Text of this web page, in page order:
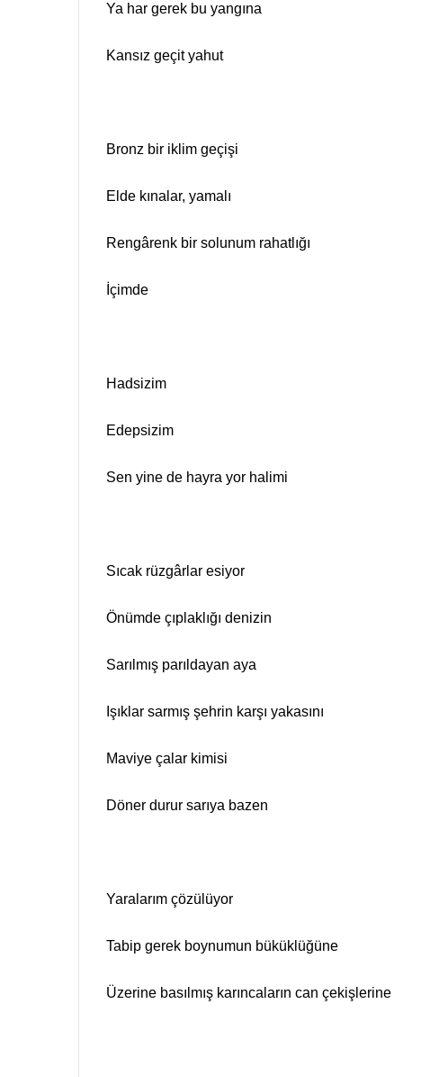
Ya har gerek bu yangına
Kansız geçit yahut
Bronz bir iklim geçişi
Elde kınalar, yamalı
Rengârenk bir solunum rahatlığı
İçimde
Hadsizim
Edepsizim
Sen yine de hayra yor halimi
Sıcak rüzgârlar esiyor
Önümde çıplaklığı denizin
Sarılmış parıldayan aya
Işıklar sarmış şehrin karşı yakasını
Maviye çalar kimisi
Döner durur sarıya bazen
Yaralarım çözülüyor
Tabip gerek boynumun büküklüğüne
Üzerine basılmış karıncaların can çekişlerine